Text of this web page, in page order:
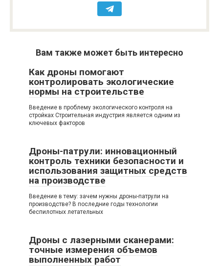
Вам также может быть интересно
Как дроны помогают
контролировать экологические
нормы на строительстве
Введение в проблему экологического контроля на
стройках Строительная индустрия является одним из
ключевых факторов
Дроны-патрули: инновационный
контроль техники безопасности и
использования защитных средств
на производстве
Введение в тему: зачем нужны дроны-патрули на
производстве? В последние годы технологии
беспилотных летательных
Дроны с лазерными сканерами:
точные измерения объемов
выполненных работ